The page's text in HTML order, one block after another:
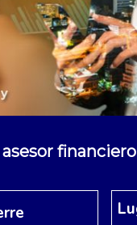
financiero